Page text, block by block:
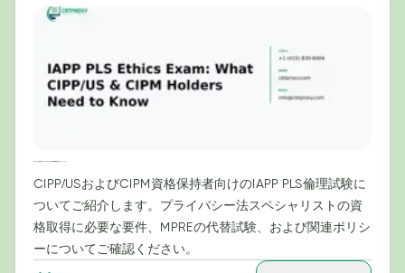
CIPP/USおよびCIPM資格保持者向けのIAPP PLS倫理試験に
ついてご紹介します。プライバシー法スペシャリストの資
格取得に必要な要件、MPREの代替試験、および関連ポリシ
ーについてご確認ください。